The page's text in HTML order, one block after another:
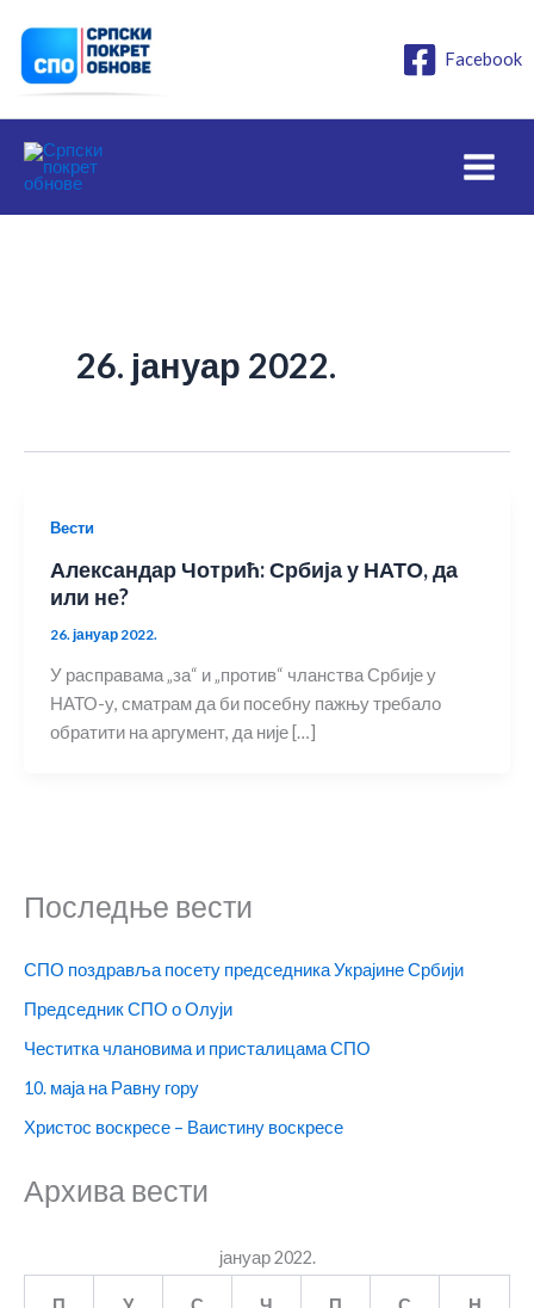
садржај
Facebook
26. јануар 2022.
Вести
Александар Чотрић: Србија у НАТО, да
или не?
26. јануар 2022.
У расправама „за“ и „против“ чланства Србије у
НАТО-у, сматрам да би посебну пажњу требало
обратити на аргумент, да није […]
Последње вести
СПО поздравља посету председника Украјине Србији
Председник СПО о Олуји
Честитка члановима и присталицама СПО
10. маја на Равну гору
Христос воскресе – Ваистину воскресе
Архива вести
јануар 2022.